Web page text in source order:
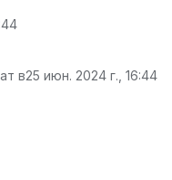
в25 июн. 2024 г., 16:44